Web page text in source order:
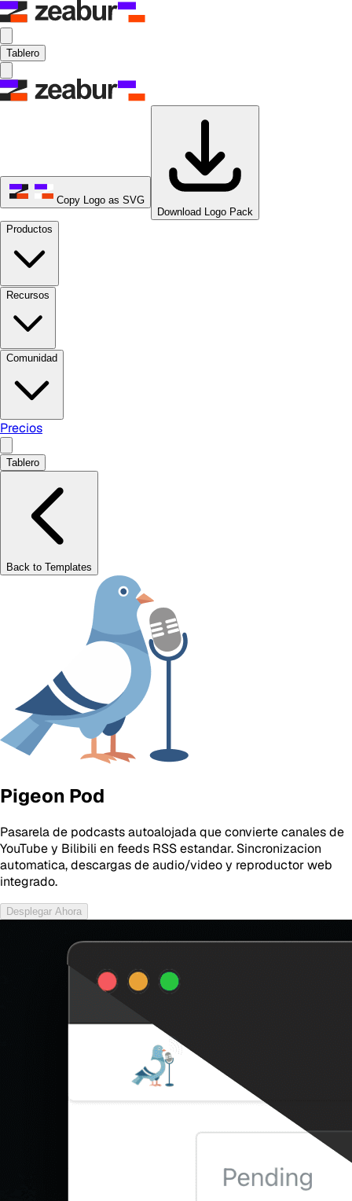
Tablero
Copy Logo as SVG
Download Logo Pack
Productos
Recursos
Comunidad
Precios
Tablero
Back to Templates
Pigeon Pod
Pasarela de podcasts autoalojada que convierte canales de
YouTube y Bilibili en feeds RSS estandar. Sincronizacion
automatica, descargas de audio/video y reproductor web
integrado.
Desplegar Ahora